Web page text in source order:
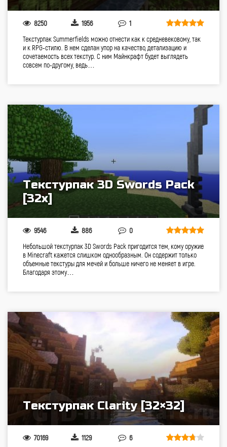
8250 1956 1
Текстурпак Summerfields можно отнести как к средневековому, так
и к RPG-стилю. В нем сделан упор на качество, детализацию и
сочетаемость всех текстур. С ним Майнкрафт будет выглядеть
совсем по-другому, ведь…
Текстурпак 3D Swords Pack
[32x]
9546 886 0
Небольшой текстурпак 3D Swords Pack пригодится тем, кому оружие
в Minecraft кажется слишком однообразным. Он содержит только
объемные текстуры для мечей и больше ничего не меняет в игре.
Благодаря этому…
Текстурпак Clarity [32×32]
70169 1129 6